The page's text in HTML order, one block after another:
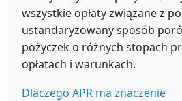
wszystkie opłaty związane z
ustandaryzowany sposób
pożyczek o różnych stopach
opłatach i warunkach.
Dlaczego APR ma znaczenie